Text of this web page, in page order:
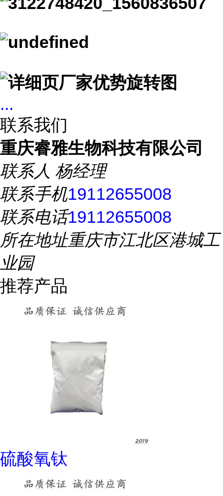
...
联系我们
重庆睿雅生物科技有限公司
联系人 杨经理
联系手机19112655008
联系电话19112655008
所在地址重庆市江北区港城工
业园
推荐产品
硫酸氧钛